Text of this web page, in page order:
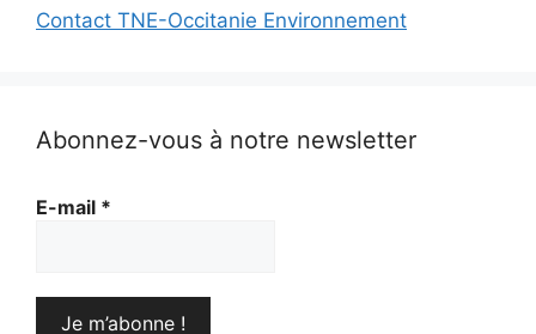
Contact TNE-Occitanie Environnement
Abonnez-vous à notre newsletter
E-mail *